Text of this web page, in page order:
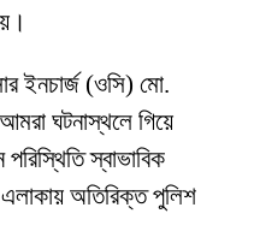
ইনচার্জ (ওসি) মো.
ঘটনাস্থলে গিয়ে
পরিস্থিতি স্বাভাবিক
অতিরিক্ত পুলিশ